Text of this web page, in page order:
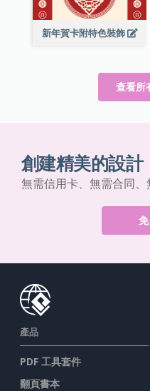
新年賀卡附特色裝飾
查看所
創建精美的設計
無需信用卡、無需合同、
產品
PDF 工具套件
翻頁書本